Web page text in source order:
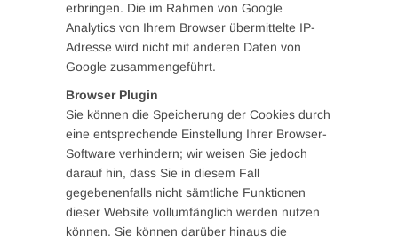
erbringen. Die im Rahmen von Google
Analytics von Ihrem Browser übermittelte IP-
Adresse wird nicht mit anderen Daten von
Google zusammengeführt.
Browser Plugin
Sie können die Speicherung der Cookies durch
eine entsprechende Einstellung Ihrer Browser-
Software verhindern; wir weisen Sie jedoch
darauf hin, dass Sie in diesem Fall
gegebenenfalls nicht sämtliche Funktionen
dieser Website vollumfänglich werden nutzen
können. Sie können darüber hinaus die